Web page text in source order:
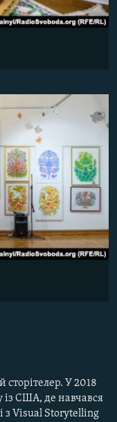
сторітелер. У 2018
із США, де навчався
з Visual Storytelling